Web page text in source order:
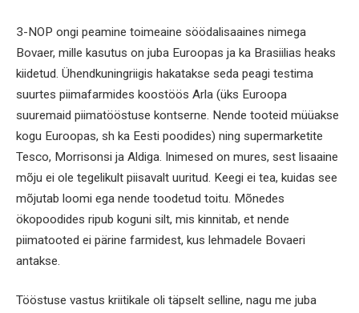
3-NOP ongi peamine toimeaine söödalisaaines nimega
Bovaer, mille kasutus on juba Euroopas ja ka Brasiilias heaks
kiidetud. Ühendkuningriigis hakatakse seda peagi testima
suurtes piimafarmides koostöös Arla (üks Euroopa
suuremaid piimatööstuse kontserne. Nende tooteid müüakse
kogu Euroopas, sh ka Eesti poodides) ning supermarketite
Tesco, Morrisonsi ja Aldiga. Inimesed on mures, sest lisaaine
mõju ei ole tegelikult piisavalt uuritud. Keegi ei tea, kuidas see
mõjutab loomi ega nende toodetud toitu. Mõnedes
ökopoodides ripub koguni silt, mis kinnitab, et nende
piimatooted ei pärine farmidest, kus lehmadele Bovaeri
antakse.
Tööstuse vastus kriitikale oli täpselt selline, nagu me juba